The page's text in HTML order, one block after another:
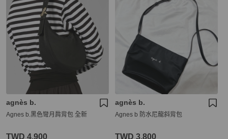
agnès b.
Agnes b.黑色彎月肩背包 全新
TWD 4,900
agnès b.
Agnes b 防水尼龍斜背包
TWD 3,800